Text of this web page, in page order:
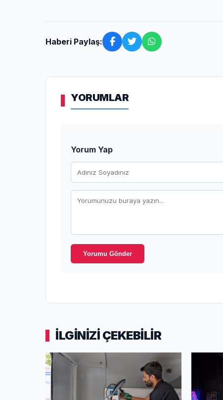
Haberi Paylaş:
YORUMLAR
Yorum Yap
Yorumu Gönder
İLGİNİZİ ÇEKEBİLİR